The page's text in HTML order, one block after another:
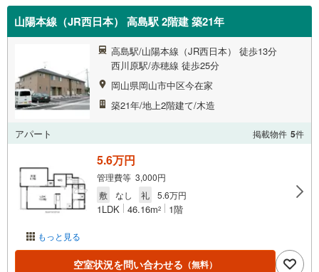
山陽本線（JR西日本） 高島駅 2階建 築21年
高島駅/山陽本線（JR西日本） 徒歩13分
西川原駅/赤穂線 徒歩25分
岡山県岡山市中区今在家
築21年/地上2階建て/木造
アパート 掲載物件 5件
もっと見る
5.6万円
管理費等 3,000円
敷
なし 礼 5.6万円
1LDK 46.16m2 1階
空室状況を問い合わせる （無料）